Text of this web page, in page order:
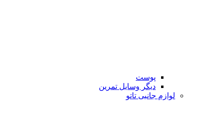
پوست
دیگر وسایل تمرین
لوازم جانبی تاتو